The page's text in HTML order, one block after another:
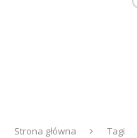
Strona główna Tagi